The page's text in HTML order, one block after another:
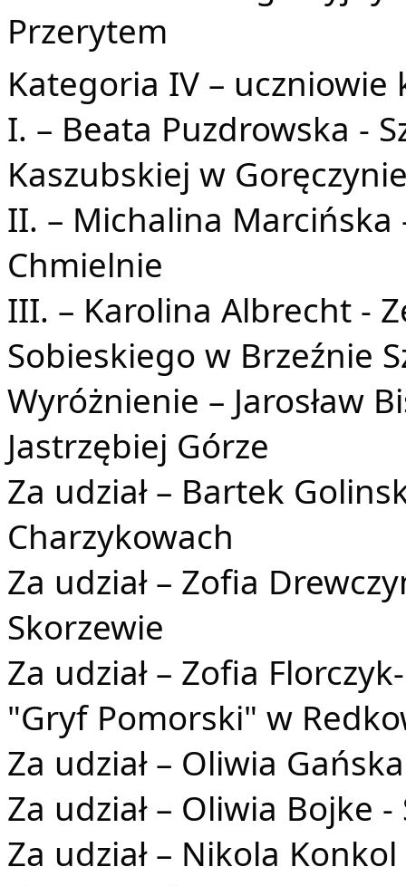
Przerytem
Kategoria IV – uczniowie
I. – Beata Puzdrowska -
Kaszubskiej w
II. – Michalina Marcińska
Chmielnie
III. – Karolina Albrecht -
Sobieskiego w Brzeźnie
Wyróżnienie – Jarosław
Jastrzębiej Górze
Za udział – Bartek
Charzykowach
Za udział – Zofia
Skorzewie
Za udział – Zofia
"Gryf Pomorski" w
Za udział – Oliwia
Za udział – Oliwia Bojke
Za udział – Nikola